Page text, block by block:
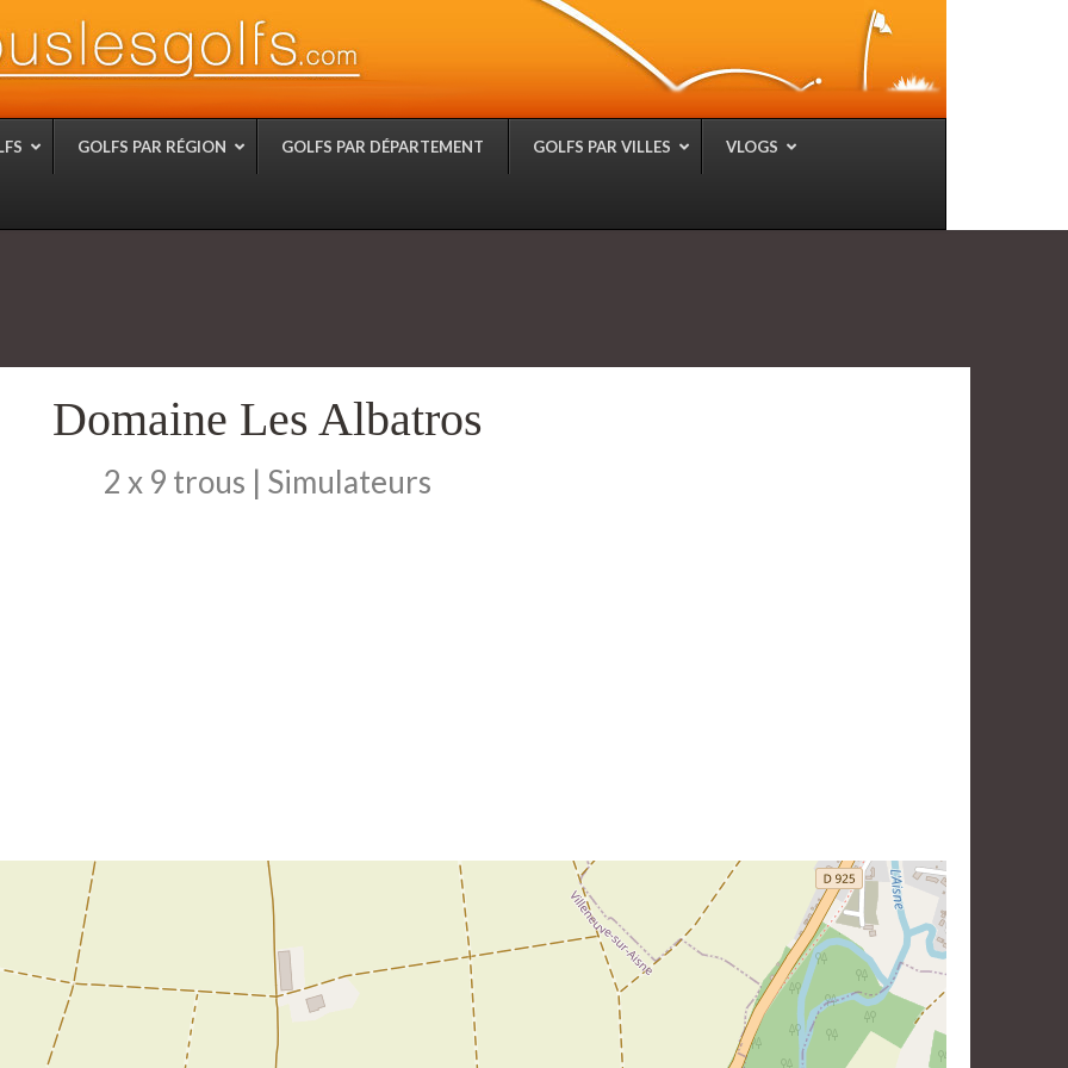
GOLFS PAR RÉGION GOLFS PAR DÉPARTEMENT GOLFS PAR VILLES VLOGS
Domaine Les Albatros
2 x 9 trous | Simulateurs